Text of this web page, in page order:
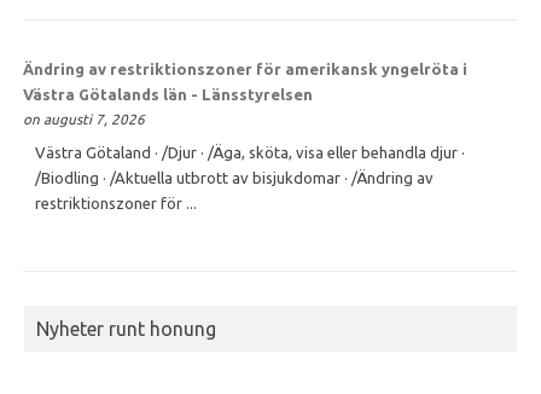
Ändring av restriktionszoner för amerikansk yngelröta i
Västra Götalands län - Länsstyrelsen
on augusti 7, 2026
Västra Götaland · /Djur · /Äga, sköta, visa eller behandla djur ·
/Biodling · /Aktuella utbrott av bisjukdomar · /Ändring av
restriktionszoner för ...
Nyheter runt honung